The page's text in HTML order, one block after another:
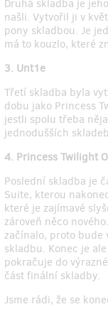
Druhá skladba je
našli. Vytvořil ji v
pony skladbou. Je
má to kouzlo, které
3. Unt1e
Třetí skladba byla
dobu jako Princess
jestli spolu třeba
jednodušších
4. Princess Twilight
Poslední skladba je
Suite, kterou
které je zajímavé
zároveň něco
začínalo, proto bude
skladbu. Konec je
pokračuje do
část finální skladby.
Jsme rádi, že se